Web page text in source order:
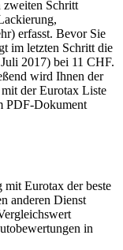
zweiten Schritt
erfasst. Bevor Sie
im letzten Schritt die
2017) bei 11 CHF.
wird Ihnen der
der Eurotax Liste
PDF-Dokument
mit Eurotax der beste
anderen Dienst
in